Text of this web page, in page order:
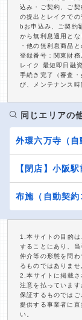
込み・ご契約、ご
の提出とレイクで
bお申込み、ご契約
から無利息適用と
・他の無利息商品
登録番号：関東財
レイク 最短即日融
手続き完了（審査
び、メンテナンス時
同じエリアの
外環六万寺（自
【閉店】小阪
布施（自動契約
1.本サイトの目的は
することにあり、
仲介等の形態を問
るものではありませ
2.本サイトに掲載さ
注意を払っていま
保証するものでは
提供する事業者に
い。